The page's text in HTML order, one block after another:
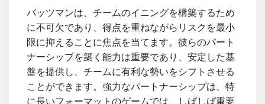
バッツマンは、チームのイニングを構築するため
に不可欠であり、得点を重ねながらリスクを最小
限に抑えることに焦点を当てます。彼らのパート
ナーシップを築く能力は重要であり、安定した基
盤を提供し、チームに有利な勢いをシフトさせる
ことができます。強力なパートナーシップは、特
に長いフォーマットのゲームでは、しばしば重要